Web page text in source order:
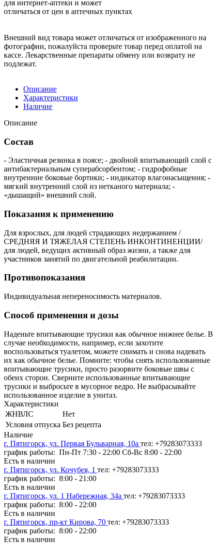
для интернет-аптеки и может
отличаться от цен в аптечных пунктах
Внешний вид товара может отличаться от изображенного на
фотографии, пожалуйста проверьте товар перед оплатой на
кассе. Лекарственные препараты обмену или возврату не
подлежат.
Описание
Характеристики
Наличие
Описание
Состав
- Эластичная резинка в поясе; - двойной впитывающий слой с
антибактериальным суперабсорбентом; - гидрофобные
внутренние боковые бортики; - индикатор влагонасыщения; -
мягкий внутренний слой из нетканого материала; -
«дышащий» внешний слой.
Показания к применению
Для взрослых, для людей страдающих недержанием /
СРЕДНЯЯ И ТЯЖЕЛАЯ СТЕПЕНЬ ИНКОНТИНЕНЦИИ/
для людей, ведущих активный образ жизни, а также для
участников занятий по двигательной реабилитации.
Противопоказания
Индивидуальная непереносимость материалов.
Способ применения и дозы
Наденьте впитывающие трусики как обычное нижнее белье. В
случае необходимости, например, если захотите
воспользоваться туалетом, можете снимать и снова надевать
их как обычное белье. Помните: чтобы снять использованные
впитывающие трусики, просто разорвите боковые швы с
обеих сторон. Сверните использованные впитывающие
трусики и выбросьте в мусорное ведро. Не выбрасывайте
использованное изделие в унитаз.
Характеристики
ЖНВЛС
Нет
Условия отпуска Без рецепта
Наличие
г. Пятигорск, ул. Первая Бульварная, 10а тел: +79283073333
график работы: Пн-Пт 7:30 - 22:00 Сб-Вс 8:00 - 22:00
Есть в наличии
г. Пятигорск, ул. Кочубея, 1 тел: +79283073333
график работы: 8:00 - 21:00
Есть в наличии
г. Пятигорск, ул. 1 Набережная, 34а тел: +79283073333
график работы: 8:00 - 22:00
Есть в наличии
г. Пятигорск, пр-кт Кирова, 70 тел: +79283073333
график работы: 8:00 - 22:00
Есть в наличии